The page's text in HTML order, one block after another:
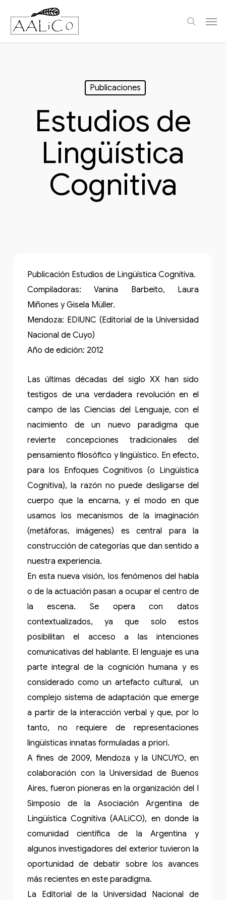
main
search
Publicaciones
Estudios de
Lingüística
Cognitiva
Publicación Estudios de Lingüística Cognitiva.
Compiladoras: Vanina Barbeito, Laura
Miñones y Gisela Müller.
Mendoza: EDIUNC (Editorial de la Universidad
Nacional de Cuyo)
Año de edición: 2012
Las últimas décadas del siglo XX han sido
testigos de una verdadera revolución en el
campo de las Ciencias del Lenguaje, con el
nacimiento de un nuevo paradigma que
revierte concepciones tradicionales del
pensamiento filosófico y lingüístico. En efecto,
para los Enfoques Cognitivos (o Lingüística
Cognitiva), la razón no puede desligarse del
cuerpo que la encarna, y el modo en que
usamos los mecanismos de la imaginación
(metáforas, imágenes) es central para la
construcción de categorías que dan sentido a
nuestra experiencia.
En esta nueva visión, los fenómenos del habla
o de la actuación pasan a ocupar el centro de
la escena. Se opera con datos
contextualizados, ya que solo estos
posibilitan el acceso a las intenciones
comunicativas del hablante. El lenguaje es una
parte integral de la cognición humana y es
considerado como un artefacto cultural, un
complejo sistema de adaptación que emerge
a partir de la interacción verbal y que, por lo
tanto, no requiere de representaciones
lingüísticas innatas formuladas a priori.
A fines de 2009, Mendoza y la UNCUYO, en
colaboración con la Universidad de Buenos
Aires, fueron pioneras en la organización del I
Simposio de la Asociación Argentina de
Lingüística Cognitiva (AALiCO), en donde la
comunidad científica de la Argentina y
algunos investigadores del exterior tuvieron la
oportunidad de debatir sobre los avances
más recientes en este paradigma.
La Editorial de la Universidad Nacional de